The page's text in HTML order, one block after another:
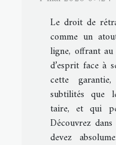
Le droit de
comme un
ligne, offrant
d’esprit face à
cette
subtilités que
taire, et qui
Découvrez
devez